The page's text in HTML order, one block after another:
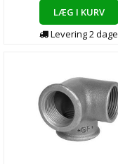
LÆG I KURV
Levering2dage